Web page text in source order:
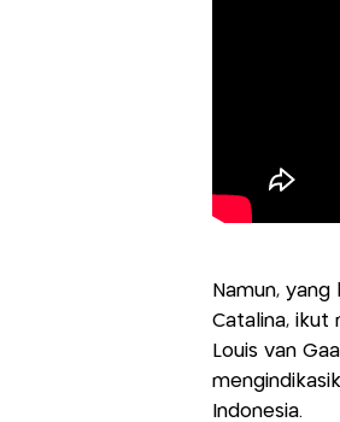
Namun,
Catalina, ikut
Louis van
Indonesia.